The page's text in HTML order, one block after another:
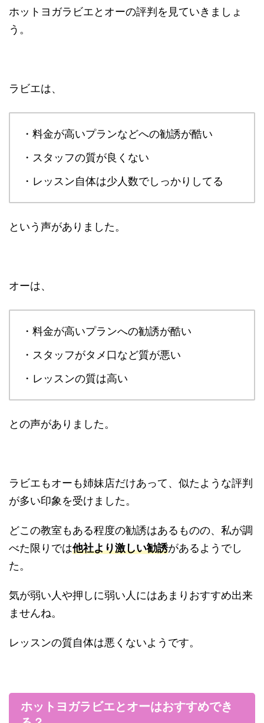
ホットヨガラビエとオーの評判を見ていきましょ
う。
ラビエは、
・料金が高いプランなどへの勧誘が酷い
・スタッフの質が良くない
・レッスン自体は少人数でしっかりしてる
という声がありました。
オーは、
・料金が高いプランへの勧誘が酷い
・スタッフがタメ口など質が悪い
・レッスンの質は高い
との声がありました。
ラビエもオーも姉妹店だけあって、似たような評判
が多い印象を受けました。
どこの教室もある程度の勧誘はあるものの、私が調
べた限りでは他社より激しい勧誘があるようでし
た。
気が弱い人や押しに弱い人にはあまりおすすめ出来
ませんね。
レッスンの質自体は悪くないようです。
ホットヨガラビエとオーはおすすめでき